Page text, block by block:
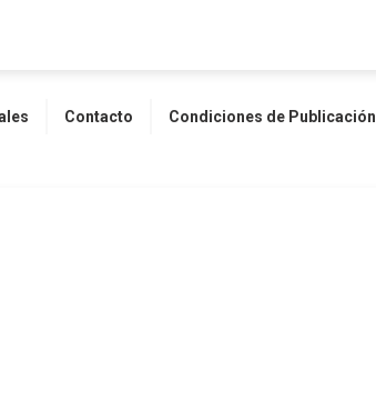
Contacto Condiciones de Publicación